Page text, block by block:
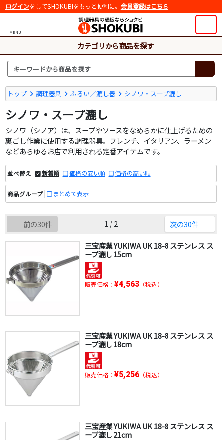
ログインをしてSHOKUBIをもっと便利に。 会員登録はこちら
MENU
カテゴリから商品を探す
トップ 調理器具 ふるい／漉し器 シノワ・スープ漉し
シノワ・スープ漉し
シノワ（シノア）は、スープやソースをなめらかに仕上げるための
裏ごし作業に使用する調理器具。フレンチ、イタリアン、ラーメン
などあらゆるお店で利用される定番アイテムです。
並べ替え 新着順 価格の安い順 価格の高い順
商品グループ まとめて表示
前の30件 1 / 2 次の30件
三宝産業 YUKIWA UK 18-8 ステンレス ス
ープ漉し 15cm
販売価格： ¥4,563（税込）
三宝産業 YUKIWA UK 18-8 ステンレス ス
ープ漉し 18cm
販売価格： ¥5,256（税込）
三宝産業 YUKIWA UK 18-8 ステンレス ス
ープ漉し 21cm